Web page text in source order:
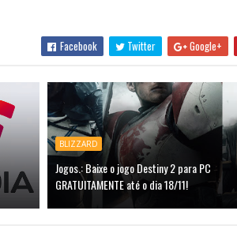
Facebook Twitter Google+
BLIZZARD
Jogos.: Baixe o jogo Destiny 2 para PC
GRATUITAMENTE até o dia 18/11!